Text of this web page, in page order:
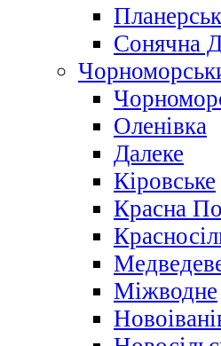
Сонячна
Оленівка
Далеке
Кіровське
Красна
Міжводне